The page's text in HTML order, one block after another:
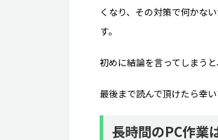
くなり、その対策で何かな
す。
初めに結論を言ってしまうと
最後まで読んで頂けたら幸い
長時間のPC作業